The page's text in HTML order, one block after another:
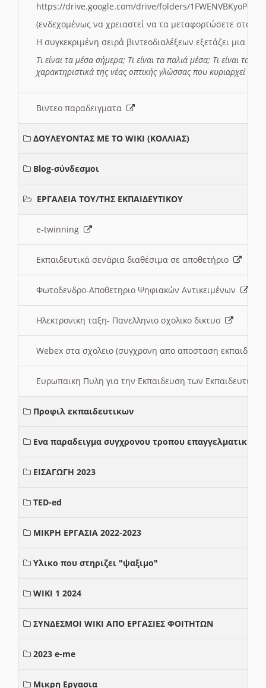
https://drive.google.com/drive/folders/
(ενδεχομένως να χρειαστεί να τα μεταφορτώσετε στο
Η συγκεκριμένη σειρά βιντεοδιαλέξεων εξετάζει μια
Τι είναι τα μέσα σήμερα; Τι είναι τα παλιά μέσα; Τι είναι τα
χαρακτηριστικά της νέας οπτικής γλώσσας που κυριαρχεί
Βιντεο παραδειγματα
ΔΟΥΛΕΥΟΝΤΑΣ ΜΕ ΤΟ WIKI (ΚΟΛΛΙΑΣ)
Blog-σύνδεσμοι
ΕΡΓΑΛΕΙΑ ΤΟΥ/ΤΗΣ ΕΚΠΑΙΔΕΥΤΙΚΟΥ
e-twinning
Εκπαιδευτικά σενάρια διαθέσιμα σε αποθετήριο
Φωτοδενδρο-Αποθετηριο Ψηφιακών Αντικειμένων
Ηλεκτρονικη ταξη- Πανελληνιο σχολικο δικτυο
Webex στα σχολειο (συγχρονη απο αποσταση
Ευρωπαικη Πυλη για την Εκπαιδευση των
Προφιλ εκπαιδευτικων
Ενα παραδειγμα συγχρονου τροπου επαγγελματικης
ΕΙΣΑΓΩΓΗ 2023
TED-ed
ΜΙΚΡΗ ΕΡΓΑΣΙΑ 2022-2023
Υλικο που στηριζει "ψαξιμο"
WIKI 1 2024
ΣΥΝΔΕΣΜΟΙ WIKI ΑΠΟ ΕΡΓΑΣΙΕΣ ΦΟΙΤΗΤΩΝ
2023 e-me
Μικρη Εργασια